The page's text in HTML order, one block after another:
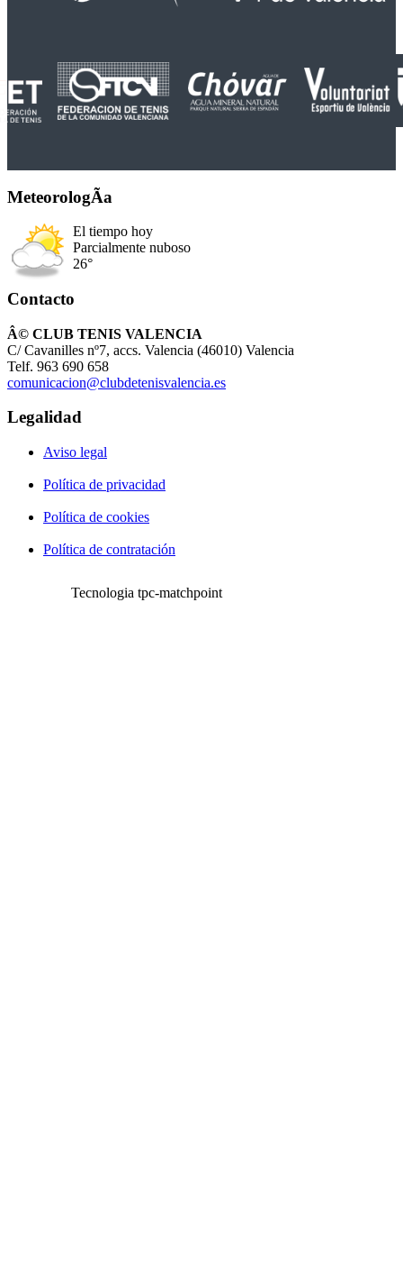
MeteorologÃ­a
El tiempo hoy
Parcialmente nuboso
26°
Contacto
Â© CLUB TENIS VALENCIA
C/ Cavanilles nº7, accs. Valencia (46010) Valencia
Telf. 963 690 658
comunicacion@clubdetenisvalencia.es
Legalidad
Aviso legal
Política de privacidad
Política de cookies
Política de contratación
Tecnologia tpc-matchpoint